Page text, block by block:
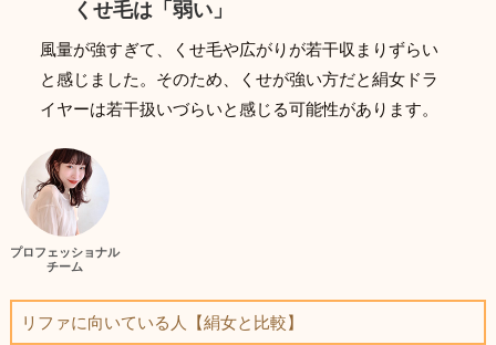
くせ毛は「弱い」
風量が強すぎて、くせ毛や広がりが若干収まりずらい
と感じました。そのため、くせが強い方だと絹女ドラ
イヤーは若干扱いづらいと感じる可能性があります。
プロフェッショナル
チーム
リファに向いている人【絹女と比較】